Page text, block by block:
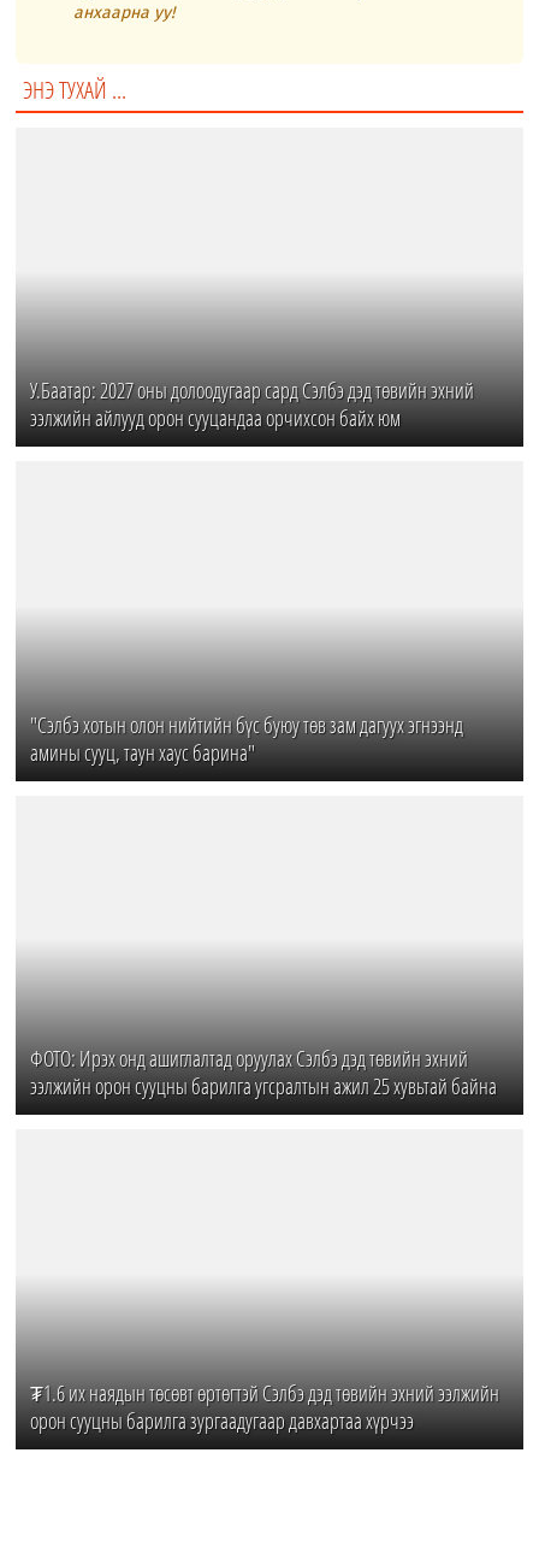
анхаарна уу!
ЭНЭ ТУХАЙ ...
У.Баатар: 2027 оны долоодугаар сард Сэлбэ дэд төвийн эхний
ээлжийн айлууд орон сууцандаа орчихсон байх юм
"Сэлбэ хотын олон нийтийн бүс буюу төв зам дагуух эгнээнд
амины сууц, таун хаус барина"
ФОТО: Ирэх онд ашиглалтад оруулах Сэлбэ дэд төвийн эхний
ээлжийн орон сууцны барилга угсралтын ажил 25 хувьтай байна
₮1.6 их наядын төсөвт өртөгтэй Сэлбэ дэд төвийн эхний ээлжийн
орон сууцны барилга зургаадугаар давхартаа хүрчээ